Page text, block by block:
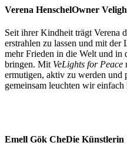
Verena HenschelOwner
Seit ihrer Kindheit trägt Verena
erstrahlen zu lassen und mit
mehr Frieden in die Welt und in
bringen. Mit VeLights for Peace
ermutigen, aktiv zu werden und
gemeinsam leuchten wir einfach
Emell Gök CheDie Künstlerin